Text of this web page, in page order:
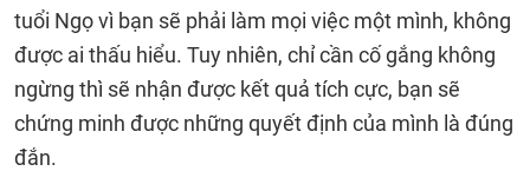
tuổi Ngọ vì bạn sẽ phải làm mọi việc một mình, không
được ai thấu hiểu. Tuy nhiên, chỉ cần cố gắng không
ngừng thì sẽ nhận được kết quả tích cực, bạn sẽ
chứng minh được những quyết định của mình là đúng
đắn.